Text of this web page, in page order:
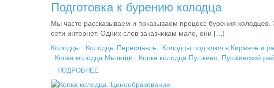
Подготовка к бурению колодца
Мы часто рассказываем и показываем процесс бурения
сети интернет. Одних слов заказчикам мало, они […]
Колодцы . Колодцы Переславль . Колодцы под ключ в Киржаче и
. Копка колодца Мытищи . Копка колодца Пушкино, Пушкинский
ПОДРОБНЕЕ